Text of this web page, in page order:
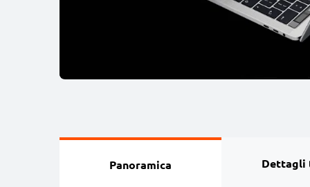
Panoramica Dettagli